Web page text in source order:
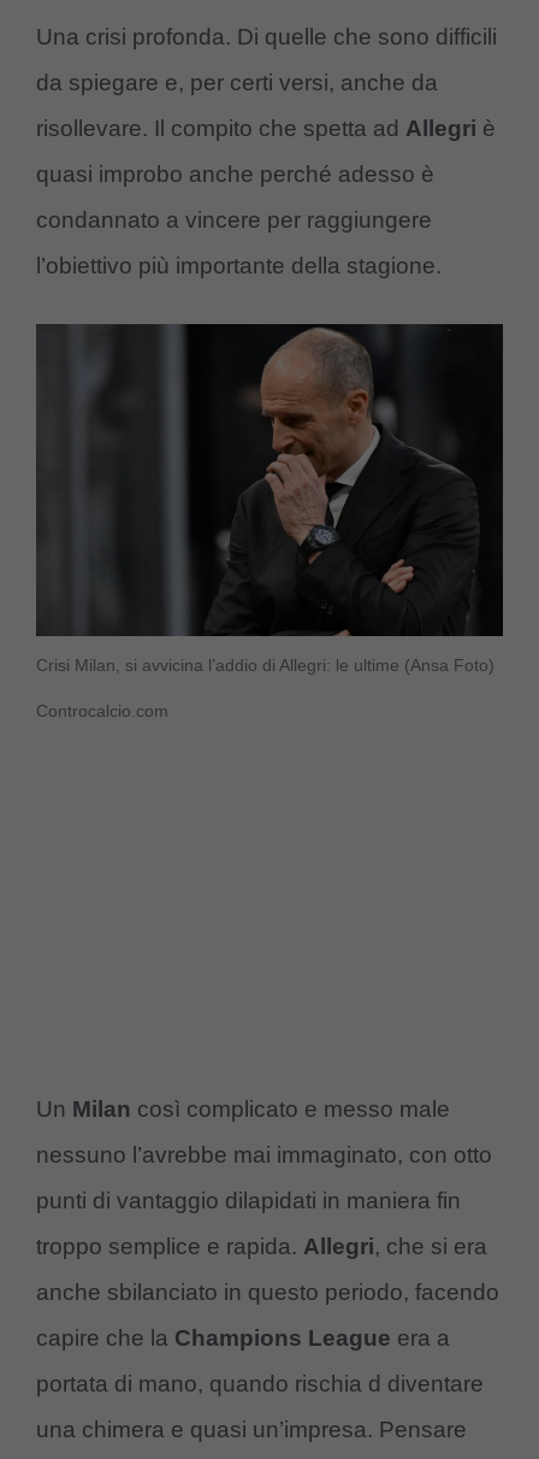
Una crisi profonda. Di quelle che sono difficili
da spiegare e, per certi versi, anche da
risollevare. Il compito che spetta ad Allegri è
quasi improbo anche perché adesso è
condannato a vincere per raggiungere
l’obiettivo più importante della stagione.
Crisi Milan, si avvicina l’addio di Allegri: le ultime (Ansa Foto)
Controcalcio.com
Un Milan così complicato e messo male
nessuno l’avrebbe mai immaginato, con otto
punti di vantaggio dilapidati in maniera fin
troppo semplice e rapida. Allegri, che si era
anche sbilanciato in questo periodo, facendo
capire che la Champions League era a
portata di mano, quando rischia d diventare
una chimera e quasi un’impresa. Pensare